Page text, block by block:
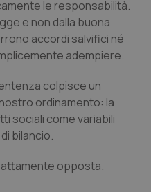
le responsabilità.
e non dalla buona
accordi salvifici né
adempiere.
colpisce un
ordinamento: la
sociali come variabili
bilancio.
opposta.